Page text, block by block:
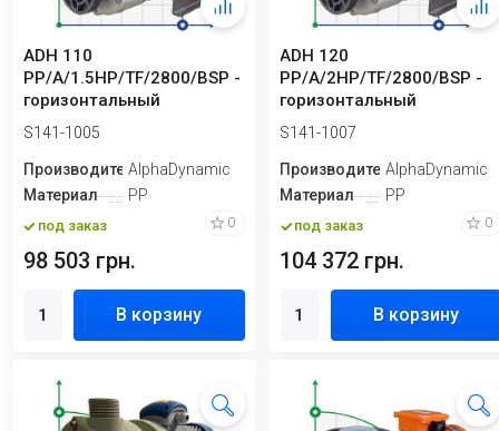
ADH 110
PP/A/1.5HP/TF/2800/BSP -
горизонтальный
центробежный насос
S141-1005
ПроизводительAlphaDynamic
Материал
PP
под заказ 0
98 503 грн.
В корзину
ADH 120
PP/A/2HP/TF/2800/BSP -
горизонтальный
центробежный насос
S141-1007
ПроизводительAlphaDynamic
Материал
PP
под заказ 0
104 372 грн.
В корзину